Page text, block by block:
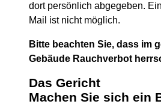
dort persönlich abgegeben.
Mail ist nicht möglich.
Bitte beachten Sie, dass im
Gebäude Rauchverbot
Das Gericht
Machen Sie sich ein